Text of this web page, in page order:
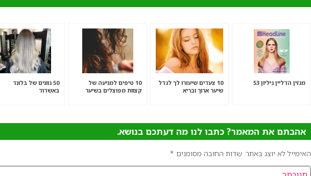
מגזין הדליין גיליון 53
10 צעדים שיעזרו לך לגדל
שיער ארוך ובריא
10 טיפים למניעה של
קצוות מפוצלים בשיער
50 גוונים של בלונד
באשדוד
אהבתם את המאמר? כתבו לנו מה דעתכם בנושא.
האימייל לא יוצג באתר. שדות החובה מסומנים *